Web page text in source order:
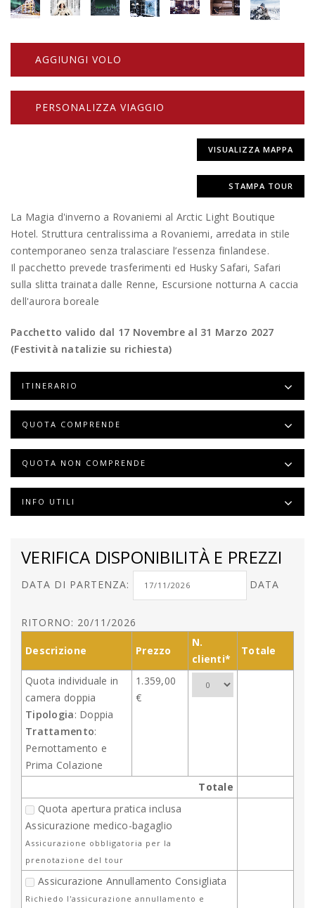
AGGIUNGI VOLO
PERSONALIZZA VIAGGIO
VISUALIZZA MAPPA
STAMPA TOUR
La Magia d'inverno a Rovaniemi al Arctic Light Boutique
Hotel. Struttura centralissima a Rovaniemi, arredata in stile
contemporaneo senza tralasciare l’essenza finlandese.
Il pacchetto prevede trasferimenti ed Husky Safari, Safari
sulla slitta trainata dalle Renne, Escursione notturna A caccia
dell'aurora boreale
Pacchetto valido dal 17 Novembre al 31 Marzo 2027
(Festività natalizie su richiesta)
ITINERARIO
QUOTA COMPRENDE
QUOTA NON COMPRENDE
INFO UTILI
VERIFICA DISPONIBILITÀ E PREZZI
DATA DI PARTENZA: DATA
RITORNO: 20/11/2026
Descrizione Prezzo
N.
clienti*
Totale
Quota individuale in
camera doppia
Tipologia: Doppia
Trattamento:
Pernottamento e
Prima Colazione
1.359,00
€
Totale
Quota apertura pratica inclusa
Assicurazione medico-bagaglio
Assicurazione obbligatoria per la
prenotazione del tour
Assicurazione Annullamento Consigliata
Richiedo l'assicurazione annullamento e